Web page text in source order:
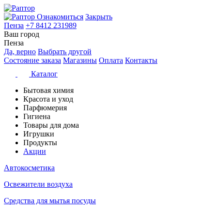
Ознакомиться Закрыть
Пенза +7 8412 231989
Ваш город
Пенза
Да, верно Выбрать другой
Состояние заказа Магазины Оплата Контакты
Каталог
Бытовая химия
Красота и уход
Парфюмерия
Гигиена
Товары для дома
Игрушки
Продукты
Акции
Автокосметика
Освежители воздуха
Средства для мытья посуды